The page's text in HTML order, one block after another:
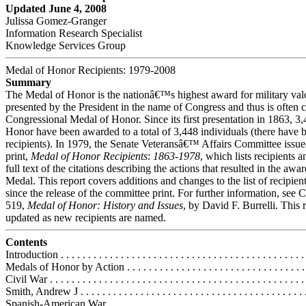
Updated June 4, 2008
Julissa Gomez-Granger
Information Research Specialist
Knowledge Services Group
Medal of Honor Recipients: 1979-2008
Summary
The Medal of Honor is the nationâ€™s highest award for military
presented by the President in the name of Congress and thus is often
Congressional Medal of Honor. Since its first presentation in 1863,
Honor have been awarded to a total of 3,448 individuals (there have
recipients). In 1979, the Senate Veteransâ€™ Affairs Committee
print, Medal of Honor Recipients: 1863-1978, which lists recipients
full text of the citations describing the actions that resulted in the
Medal. This report covers additions and changes to the list of
since the release of the committee print. For further information, see
519, Medal of Honor: History and Issues, by David F. Burrelli. This
updated as new recipients are named.
Contents
Introduction . . . . . . . . . . . . . . . . . . . . . . . . . . . . . . . . . . . . . . . . . . . .
Medals of Honor by Action . . . . . . . . . . . . . . . . . . . . . . . . . . . . . . . .
Civil War . . . . . . . . . . . . . . . . . . . . . . . . . . . . . . . . . . . . . . . . . . . . . .
Smith, Andrew J . . . . . . . . . . . . . . . . . . . . . . . . . . . . . . . . . . . . . . . . .
Spanish-American War . . . . . . . . . . . . . . . . . . . . . . . . . . . . . . . . . . . .